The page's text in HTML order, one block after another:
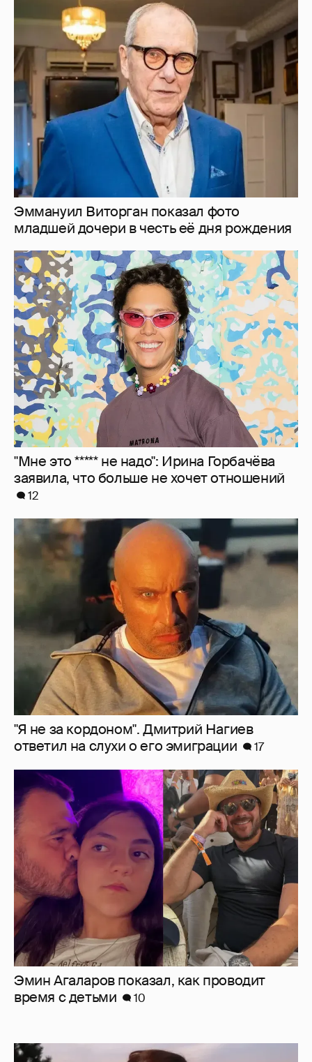
Эммануил Виторган показал фото
младшей дочери в честь её дня рождения
"Мне это ***** не надо": Ирина Горбачёва
заявила, что больше не хочет отношений
12
"Я не за кордоном". Дмитрий Нагиев
ответил на слухи о его эмиграции
17
Эмин Агаларов показал, как проводит
время с детьми
10